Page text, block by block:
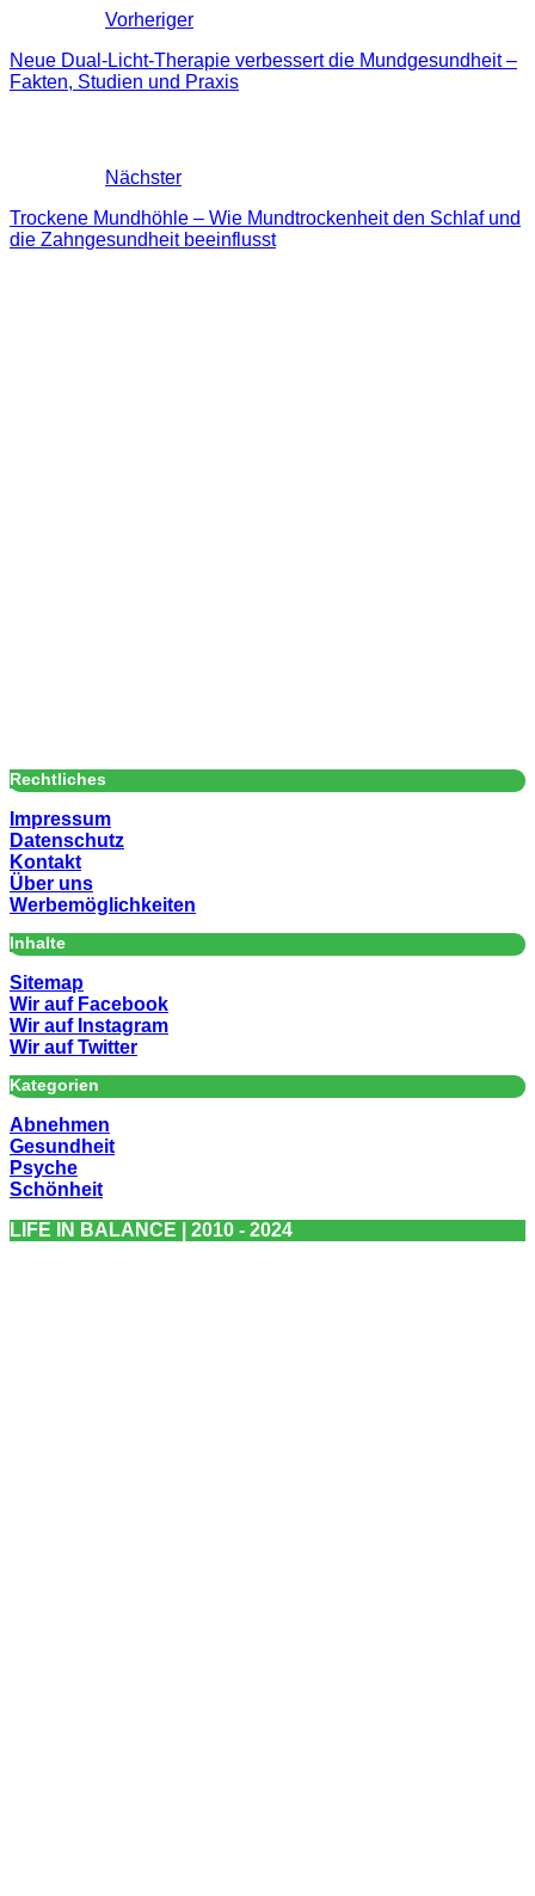
Vorheriger
Neue Dual-Licht-Therapie verbessert die Mundgesundheit –
Fakten, Studien und Praxis
Nächster
Trockene Mundhöhle – Wie Mundtrockenheit den Schlaf und
die Zahngesundheit beeinflusst
Rechtliches
Impressum
Datenschutz
Kontakt
Über uns
Werbemöglichkeiten
Inhalte
Sitemap
Wir auf Facebook
Wir auf Instagram
Wir auf Twitter
Kategorien
Abnehmen
Gesundheit
Psyche
Schönheit
LIFE IN BALANCE | 2010 - 2024